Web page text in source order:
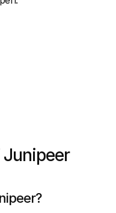
Junipeer